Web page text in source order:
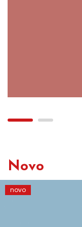
Novo
novo